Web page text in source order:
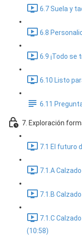
6.7 Suela y
6.8
6.9 ¡Todo se
6.10 Listo
6.11
7. Exploración
7.1 El futuro
7.1.A
7.1.B
7.1.C
(10:58)